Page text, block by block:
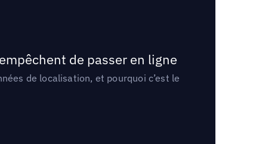
de passer en ligne
de localisation, et pourquoi c’est le